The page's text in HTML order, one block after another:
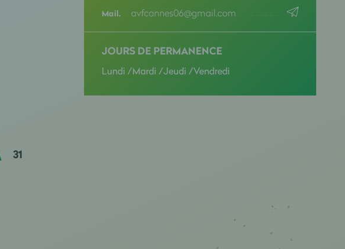
31
Mail. avfcannes06@gmail.com
JOURS DE PERMANENCE
Lundi /Mardi /Jeudi /Vendredi